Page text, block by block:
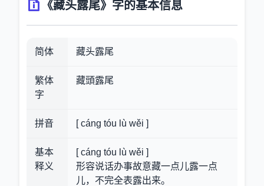
《藏头露尾》字的基本信息
简体 藏头露尾
繁体
字
藏頭露尾
拼音 [ cáng tóu lù wěi ]
基本
释义
[ cáng tóu lù wěi ]
形容说话办事故意藏一点儿露一点
儿，不完全表露出来。